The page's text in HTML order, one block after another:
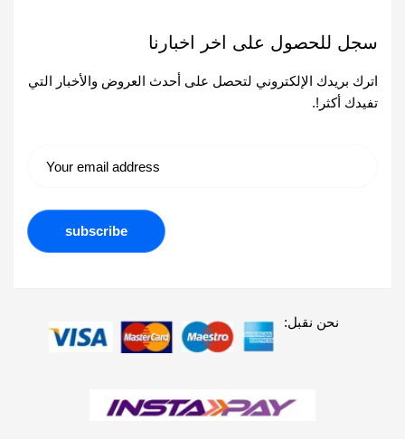
سجل للحصول على اخر اخبارنا
اترك بريدك الإلكتروني لتحصل على أحدث العروض والأخبار التي
تفيدك أكثر!.
نحن نقبل: